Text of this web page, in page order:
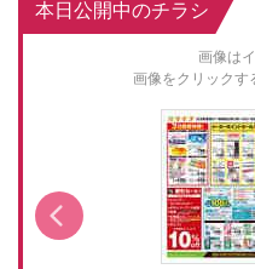
本日公開中のチラシ
画像は
画像をクリックす